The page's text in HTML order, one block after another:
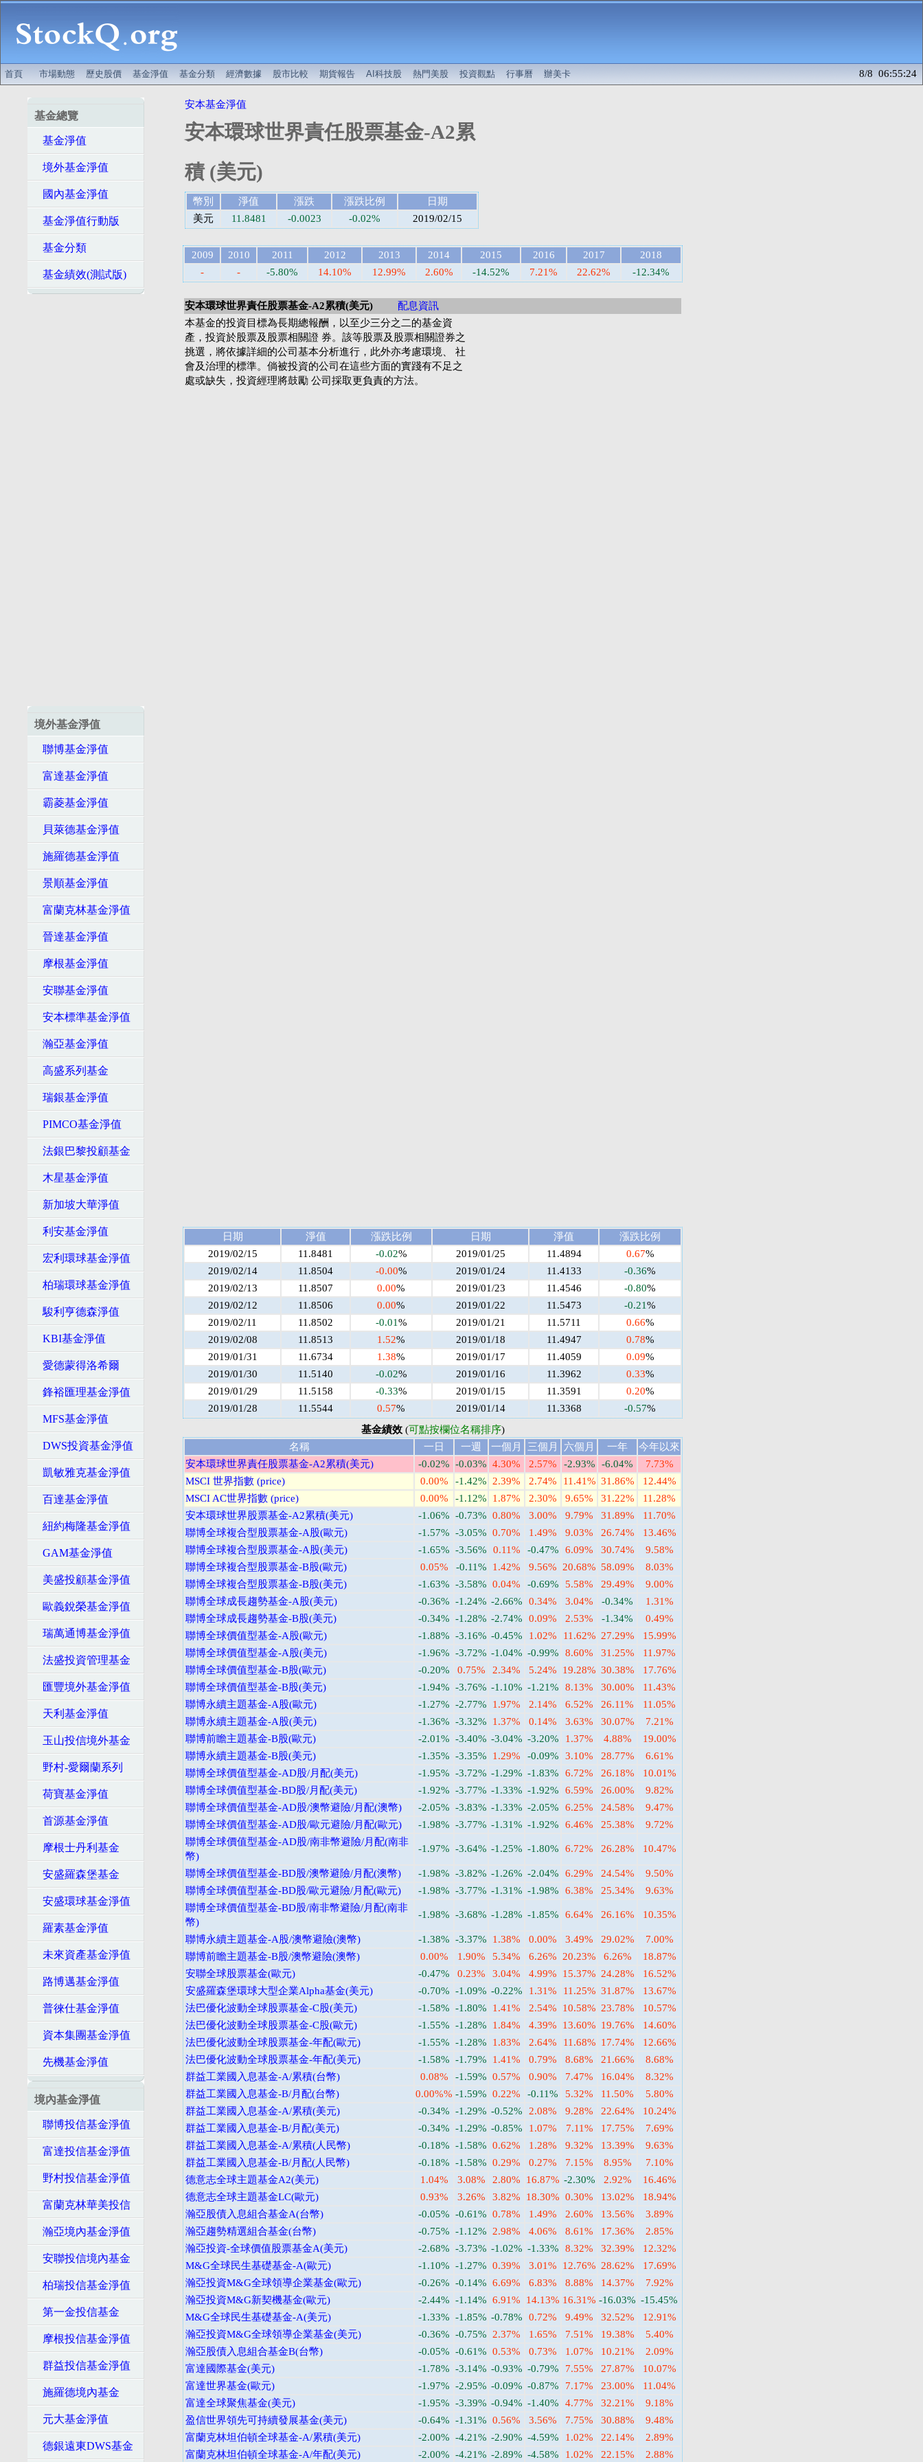
首頁 市場動態 歷史股價 基金淨值 基金分類 經濟數據 股市比較 期貨報告 AI科技股 熱門美股 投資觀點 行事曆 辦美卡 8/8 06:55:24
基金總覽
基金淨值
境外基金淨值
國內基金淨值
基金淨值行動版
基金分類
基金績效(測試版)
境外基金淨值
聯博基金淨值
富達基金淨值
霸菱基金淨值
貝萊德基金淨值
施羅德基金淨值
景順基金淨值
富蘭克林基金淨值
晉達基金淨值
摩根基金淨值
安聯基金淨值
安本標準基金淨值
瀚亞基金淨值
高盛系列基金
瑞銀基金淨值
PIMCO基金淨值
法銀巴黎投顧基金
木星基金淨值
新加坡大華淨值
利安基金淨值
宏利環球基金淨值
柏瑞環球基金淨值
駿利亨德森淨值
KBI基金淨值
愛德蒙得洛希爾
鋒裕匯理基金淨值
MFS基金淨值
DWS投資基金淨值
凱敏雅克基金淨值
百達基金淨值
紐約梅隆基金淨值
GAM基金淨值
美盛投顧基金淨值
歐義銳榮基金淨值
瑞萬通博基金淨值
法盛投資管理基金
匯豐境外基金淨值
天利基金淨值
玉山投信境外基金
野村-愛爾蘭系列
荷寶基金淨值
首源基金淨值
摩根士丹利基金
安盛羅森堡基金
安盛環球基金淨值
羅素基金淨值
未來資產基金淨值
路博邁基金淨值
普徠仕基金淨值
資本集團基金淨值
先機基金淨值
境內基金淨值
聯博投信基金淨值
富達投信基金淨值
野村投信基金淨值
富蘭克林華美投信
瀚亞境內基金淨值
安聯投信境內基金
柏瑞投信基金淨值
第一金投信基金
摩根投信基金淨值
群益投信基金淨值
施羅德境內基金
元大基金淨值
德銀遠東DWS基金
安本基金淨值
安本環球世界責任股票基金-A2累
積 (美元)
幣別 淨值 漲跌 漲跌比例
日期
美元
11.8481 -0.0023 -0.02% 2019/02/15
2009 2010 2011 2012 2013 2014 2015 2016 2017
2018
-
- -5.80% 14.10% 12.99% 2.60% -14.52% 7.21% 22.62% -12.34%
安本環球世界責任股票基金-A2累積(美元)
配息資訊
本基金的投資目標為長期總報酬，以至少三分之二的基金資
產，投資於股票及股票相關證 券。該等股票及股票相關證券之
挑選，將依據詳細的公司基本分析進行，此外亦考慮環境、 社
會及治理的標準。倘被投資的公司在這些方面的實踐有不足之
處或缺失，投資經理將鼓勵 公司採取更負責的方法。
日期 淨值 漲跌比例 日期 淨值
漲跌比例
2019/02/15
11.8481 -0.02% 2019/01/25 11.4894 0.67%
2019/02/14
11.8504 -0.00% 2019/01/24 11.4133 -0.36%
2019/02/13
11.8507 0.00% 2019/01/23 11.4546 -0.80%
2019/02/12
11.8506 0.00% 2019/01/22 11.5473 -0.21%
2019/02/11
11.8502 -0.01% 2019/01/21 11.5711 0.66%
2019/02/08
11.8513 1.52% 2019/01/18 11.4947 0.78%
2019/01/31
11.6734 1.38% 2019/01/17 11.4059 0.09%
2019/01/30
11.5140 -0.02% 2019/01/16 11.3962 0.33%
2019/01/29
11.5158 -0.33% 2019/01/15 11.3591 0.20%
2019/01/28
11.5544 0.57% 2019/01/14 11.3368 -0.57%
基金績效(可點按欄位名稱排序)
名稱
一日 一週 一個月 三個月 六個月 一年
今年以來
安本環球世界責任股票基金-A2累積(美元)
-0.02% -0.03% 4.30% 2.57% -2.93% -6.04%
7.73%
MSCI 世界指數 (price)
0.00% -1.42% 2.39% 2.74% 11.41% 31.86%
12.44%
MSCI AC世界指數 (price)
0.00% -1.12% 1.87% 2.30% 9.65% 31.22%
11.28%
安本環球世界股票基金-A2累積(美元)
-1.06% -0.73% 0.80% 3.00% 9.79% 31.89%
11.70%
聯博全球複合型股票基金-A股(歐元)
-1.57% -3.05% 0.70% 1.49% 9.03% 26.74%
13.46%
聯博全球複合型股票基金-A股(美元)
-1.65% -3.56% 0.11% -0.47% 6.09% 30.74%
9.58%
聯博全球複合型股票基金-B股(歐元)
0.05% -0.11% 1.42% 9.56% 20.68% 58.09%
8.03%
聯博全球複合型股票基金-B股(美元)
-1.63% -3.58% 0.04% -0.69% 5.58% 29.49%
9.00%
聯博全球成長趨勢基金-A股(美元)
-0.36% -1.24% -2.66% 0.34% 3.04% -0.34%
1.31%
聯博全球成長趨勢基金-B股(美元)
-0.34% -1.28% -2.74% 0.09% 2.53% -1.34%
0.49%
聯博全球價值型基金-A股(歐元)
-1.88% -3.16% -0.45% 1.02% 11.62% 27.29%
15.99%
聯博全球價值型基金-A股(美元)
-1.96% -3.72% -1.04% -0.99% 8.60% 31.25%
11.97%
聯博全球價值型基金-B股(歐元)
-0.20% 0.75% 2.34% 5.24% 19.28% 30.38%
17.76%
聯博全球價值型基金-B股(美元)
-1.94% -3.76% -1.10% -1.21% 8.13% 30.00%
11.43%
聯博永續主題基金-A股(歐元)
-1.27% -2.77% 1.97% 2.14% 6.52% 26.11%
11.05%
聯博永續主題基金-A股(美元)
-1.36% -3.32% 1.37% 0.14% 3.63% 30.07%
7.21%
聯博前瞻主題基金-B股(歐元)
-2.01% -3.40% -3.04% -3.20% 1.37% 4.88%
19.00%
聯博永續主題基金-B股(美元)
-1.35% -3.35% 1.29% -0.09% 3.10% 28.77%
6.61%
聯博全球價值型基金-AD股/月配(美元)
-1.95% -3.72% -1.29% -1.83% 6.72% 26.18%
10.01%
聯博全球價值型基金-BD股/月配(美元)
-1.92% -3.77% -1.33% -1.92% 6.59% 26.00%
9.82%
聯博全球價值型基金-AD股/澳幣避險/月配(澳幣)
-2.05% -3.83% -1.33% -2.05% 6.25% 24.58%
9.47%
聯博全球價值型基金-AD股/歐元避險/月配(歐元)
-1.98% -3.77% -1.31% -1.92% 6.46% 25.38%
9.72%
聯博全球價值型基金-AD股/南非幣避險/月配(南非
幣)
-1.97% -3.64% -1.25% -1.80% 6.72% 26.28% 10.47%
聯博全球價值型基金-BD股/澳幣避險/月配(澳幣) -1.98% -3.82% -1.26% -2.04% 6.29% 24.54%
9.50%
聯博全球價值型基金-BD股/歐元避險/月配(歐元)
-1.98% -3.77% -1.31% -1.98% 6.38% 25.34%
9.63%
聯博全球價值型基金-BD股/南非幣避險/月配(南非
幣)
-1.98% -3.68% -1.28% -1.85% 6.64% 26.16% 10.35%
聯博永續主題基金-A股/澳幣避險(澳幣) -1.38% -3.37% 1.38% 0.00% 3.49% 29.02%
7.00%
聯博前瞻主題基金-B股/澳幣避險(澳幣)
0.00% 1.90% 5.34% 6.26% 20.23% 6.26%
18.87%
安聯全球股票基金(歐元)
-0.47% 0.23% 3.04% 4.99% 15.37% 24.28%
16.52%
安盛羅森堡環球大型企業Alpha基金(美元)
-0.70% -1.09% -0.22% 1.31% 11.25% 31.87%
13.67%
法巴優化波動全球股票基金-C股(美元)
-1.58% -1.80% 1.41% 2.54% 10.58% 23.78%
10.57%
法巴優化波動全球股票基金-C股(歐元)
-1.55% -1.28% 1.84% 4.39% 13.60% 19.76%
14.60%
法巴優化波動全球股票基金-年配(歐元)
-1.55% -1.28% 1.83% 2.64% 11.68% 17.74%
12.66%
法巴優化波動全球股票基金-年配(美元)
-1.58% -1.79% 1.41% 0.79% 8.68% 21.66%
8.68%
群益工業國入息基金-A/累積(台幣)
0.08% -1.59% 0.57% 0.90% 7.47% 16.04%
8.32%
群益工業國入息基金-B/月配(台幣)
0.00%% -1.59% 0.22% -0.11% 5.32% 11.50%
5.80%
群益工業國入息基金-A/累積(美元)
-0.34% -1.29% -0.52% 2.08% 9.28% 22.64%
10.24%
群益工業國入息基金-B/月配(美元)
-0.34% -1.29% -0.85% 1.07% 7.11% 17.75%
7.69%
群益工業國入息基金-A/累積(人民幣)
-0.18% -1.58% 0.62% 1.28% 9.32% 13.39%
9.63%
群益工業國入息基金-B/月配(人民幣)
-0.18% -1.58% 0.29% 0.27% 7.15% 8.95%
7.10%
德意志全球主題基金A2(美元)
1.04% 3.08% 2.80% 16.87% -2.30% 2.92%
16.46%
德意志全球主題基金LC(歐元)
0.93% 3.26% 3.82% 18.30% 0.30% 13.02%
18.94%
瀚亞股債入息組合基金A(台幣)
-0.05% -0.61% 0.78% 1.49% 2.60% 13.56%
3.89%
瀚亞趨勢精選組合基金(台幣)
-0.75% -1.12% 2.98% 4.06% 8.61% 17.36%
2.85%
瀚亞投資-全球價值股票基金A(美元)
-2.68% -3.73% -1.02% -1.33% 8.32% 32.39%
12.32%
M&G全球民生基礎基金-A(歐元)
-1.10% -1.27% 0.39% 3.01% 12.76% 28.62%
17.69%
瀚亞投資M&G全球領導企業基金(歐元)
-0.26% -0.14% 6.69% 6.83% 8.88% 14.37%
7.92%
瀚亞投資M&G新契機基金(歐元)
-2.44% -1.14% 6.91% 14.13% 16.31% -16.03% -15.45%
M&G全球民生基礎基金-A(美元)
-1.33% -1.85% -0.78% 0.72% 9.49% 32.52%
12.91%
瀚亞投資M&G全球領導企業基金(美元)
-0.36% -0.75% 2.37% 1.65% 7.51% 19.38%
5.40%
瀚亞股債入息組合基金B(台幣)
-0.05% -0.61% 0.53% 0.73% 1.07% 10.21%
2.09%
富達國際基金(美元)
-1.78% -3.14% -0.93% -0.79% 7.55% 27.87%
10.07%
富達世界基金(歐元)
-1.97% -2.95% -0.09% -0.87% 7.17% 23.00%
11.04%
富達全球聚焦基金(美元)
-1.95% -3.39% -0.94% -1.40% 4.77% 32.21%
9.18%
盈信世界領先可持續發展基金(美元)
-0.64% -1.31% 0.56% 3.56% 7.75% 30.88%
9.48%
富蘭克林坦伯頓全球基金-A/累積(美元)
-2.00% -4.21% -2.90% -4.59% 1.02% 22.14%
2.89%
富蘭克林坦伯頓全球基金-A/年配(美元)
-2.00% -4.21% -2.89% -4.58% 1.02% 22.15% 2.88%